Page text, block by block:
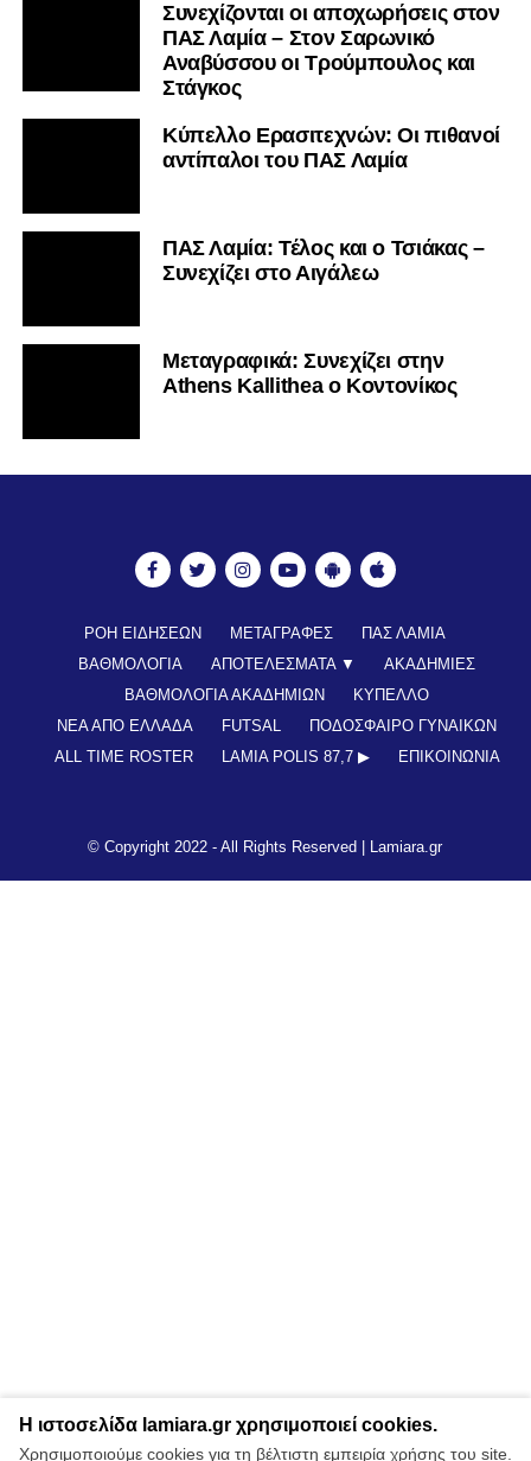
Συνεχίζονται οι αποχωρήσεις στον
ΠΑΣ Λαμία – Στον Σαρωνικό
Αναβύσσου οι Τρούμπουλος και
Στάγκος
Κύπελλο Ερασιτεχνών: Οι πιθανοί
αντίπαλοι του ΠΑΣ Λαμία
ΠΑΣ Λαμία: Τέλος και ο Τσιάκας –
Συνεχίζει στο Αιγάλεω
Mεταγραφικά: Συνεχίζει στην
Athens Kallithea ο Κοντονίκος
ΡΟΗ ΕΙΔΗΣΕΩΝ ΜΕΤΑΓΡΑΦΕΣ
ΠΑΣ ΛΑΜΙΑ
ΒΑΘΜΟΛΟΓΙΑ
ΑΠΟΤΕΛΕΣΜΑΤΑ ▼
ΑΚΑΔΗΜΙΕΣ
ΒΑΘΜΟΛΟΓΙΑ ΑΚΑΔΗΜΙΩΝ
ΚΥΠΕΛΛΟ
ΝΕΑ ΑΠΟ ΕΛΛΑΔΑ
FUTSAL
ΠΟΔΟΣΦΑΙΡΟ ΓΥΝΑΙΚΩΝ
ALL TIME ROSTER
LAMIA POLIS 87,7 ▶︎ ΕΠΙΚΟΙΝΩΝΊΑ
© Copyright 2022 - All Rights Reserved | Lamiara.gr
Η ιστοσελίδα lamiara.gr χρησιμοποιεί cookies.
Χρησιμοποιούμε cookies για τη βέλτιστη εμπειρία χρήσης του site.